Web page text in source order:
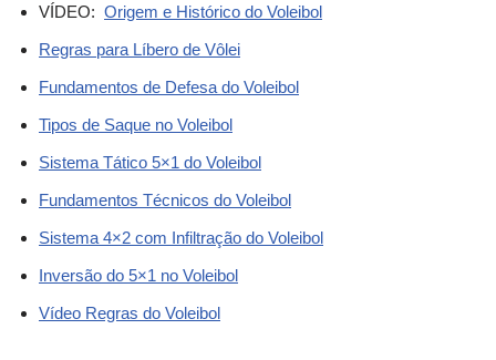
VÍDEO: Origem e Histórico do Voleibol
Regras para Líbero de Vôlei
Fundamentos de Defesa do Voleibol
Tipos de Saque no Voleibol
Sistema Tático 5×1 do Voleibol
Fundamentos Técnicos do Voleibol
Sistema 4×2 com Infiltração do Voleibol
Inversão do 5×1 no Voleibol
Vídeo Regras do Voleibol